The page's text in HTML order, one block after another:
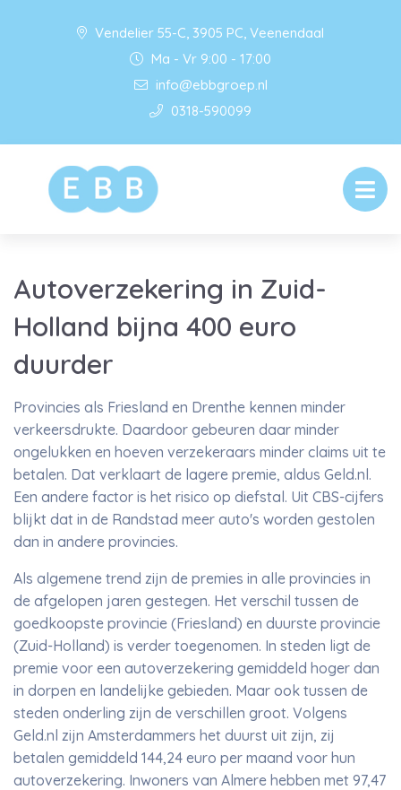
Vendelier 55-C, 3905 PC, Veenendaal
Ma - Vr 9:00 - 17:00
info@ebbgroep.nl
0318-590099
Autoverzekering in Zuid-
Holland bijna 400 euro
duurder
Provincies als Friesland en Drenthe kennen minder
verkeersdrukte. Daardoor gebeuren daar minder
ongelukken en hoeven verzekeraars minder claims uit te
betalen. Dat verklaart de lagere premie, aldus Geld.nl.
Een andere factor is het risico op diefstal. Uit CBS-cijfers
blijkt dat in de Randstad meer auto's worden gestolen
dan in andere provincies.
Als algemene trend zijn de premies in alle provincies in
de afgelopen jaren gestegen. Het verschil tussen de
goedkoopste provincie (Friesland) en duurste provincie
(Zuid-Holland) is verder toegenomen. In steden ligt de
premie voor een autoverzekering gemiddeld hoger dan
in dorpen en landelijke gebieden. Maar ook tussen de
steden onderling zijn de verschillen groot. Volgens
Geld.nl zijn Amsterdammers het duurst uit zijn, zij
betalen gemiddeld 144,24 euro per maand voor hun
autoverzekering. Inwoners van Almere hebben met 97,47